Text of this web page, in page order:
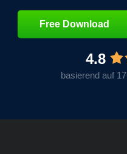
Free Download
4.8
basierend auf